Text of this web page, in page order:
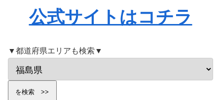
公式サイトはコチラ
▼都道府県エリアも検索▼